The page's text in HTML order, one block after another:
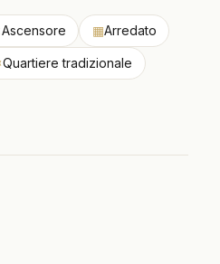
Ascensore ▦Arredato
Quartiere tradizionale